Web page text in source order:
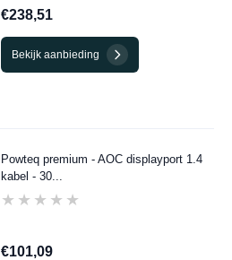
€238,51
Bekijk aanbieding
Powteq premium - AOC displayport 1.4
kabel - 30...
★★★★★
★★★★★
€101,09